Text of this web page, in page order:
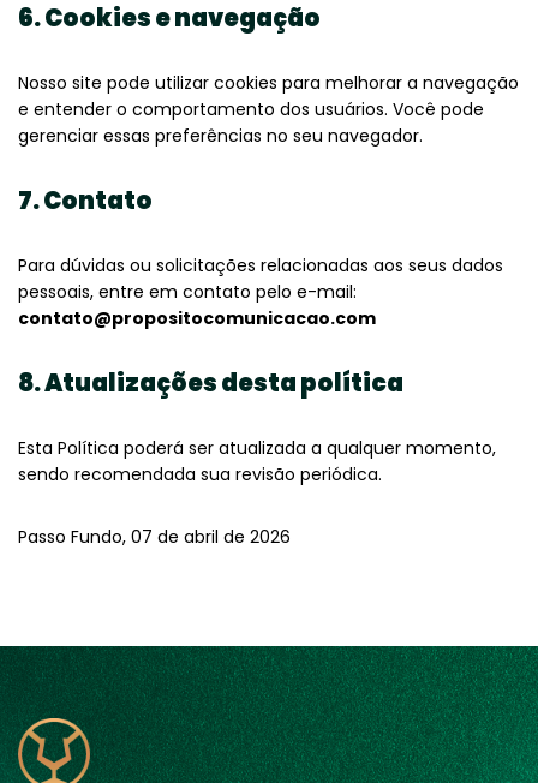
6. Cookies e navegação
Nosso site pode utilizar cookies para melhorar a navegação
e entender o comportamento dos usuários. Você pode
gerenciar essas preferências no seu navegador.
7. Contato
Para dúvidas ou solicitações relacionadas aos seus dados
pessoais, entre em contato pelo e-mail:
contato@propositocomunicacao.com
8. Atualizações desta política
Esta Política poderá ser atualizada a qualquer momento,
sendo recomendada sua revisão periódica.
Passo Fundo, 07 de abril de 2026